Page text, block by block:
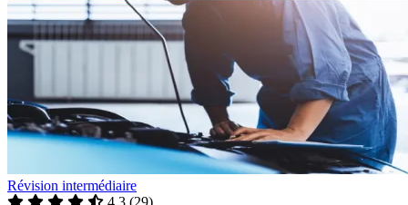
Révision intermédiaire
4.3 (29)